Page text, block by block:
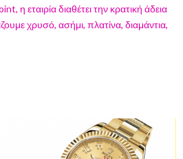
η εταιρία διαθέτει την κρατική άδεια
χρυσό, ασήμι, πλατίνα, διαμάντια,